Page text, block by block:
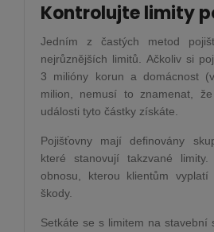
Kontrolujte limity
Jedním z častých metod
nejrůznějších limitů. Ačkoliv si
3 milióny korun a domácnost
milion, nemusí to znamenat,
události tyto částky získáte.
Pojišťovny mají definovány
které stanovují takzvané
obnosu, kterou klientům
škody.
Setkáte se s limitem na stavební